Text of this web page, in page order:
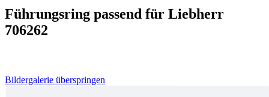
Führungsring passend für Liebherr
706262
Bildergalerie überspringen